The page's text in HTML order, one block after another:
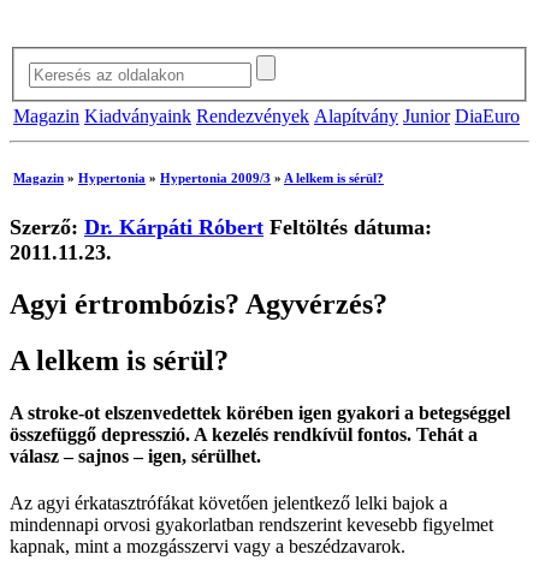
Magazin Kiadványaink Rendezvények Alapítvány Junior DiaEuro
Magazin » Hypertonia » Hypertonia 2009/3 » A lelkem is sérül?
Szerző: Dr. Kárpáti Róbert Feltöltés dátuma:
2011.11.23.
Agyi értrombózis? Agyvérzés?
A lelkem is sérül?
A stroke-ot elszenvedettek körében igen gyakori a betegséggel
összefüggő depresszió. A kezelés rendkívül fontos. Tehát a
válasz – sajnos – igen, sérülhet.
Az agyi érkatasztrófákat követően jelentkező lelki bajok a
mindennapi orvosi gyakorlatban rendszerint kevesebb figyelmet
kapnak, mint a mozgásszervi vagy a beszédzavarok.